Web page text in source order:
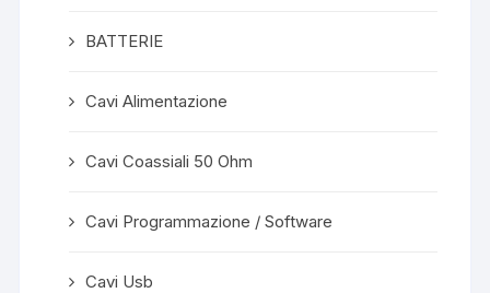
BATTERIE
Cavi Alimentazione
Cavi Coassiali 50 Ohm
Cavi Programmazione / Software
Cavi Usb